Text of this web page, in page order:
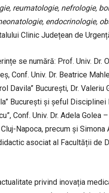
reumatologie, nefrologie,
endocrinologie,
Clinic Județean de
se numără: Prof. Univ. Dr.
Conf. Univ. Dr. Beatrice
Davila” București, Dr.
București și șeful
Conf. Univ. Dr. Adela
Napoca, precum și
asociat al Facultății de
privind inovația